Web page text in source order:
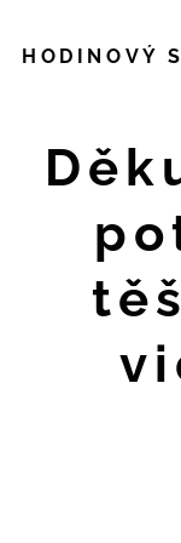
HODINOVÝ